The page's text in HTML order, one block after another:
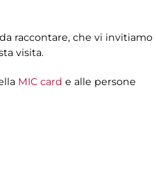
raccontare, che vi invitiamo
visita.
MIC card e alle persone